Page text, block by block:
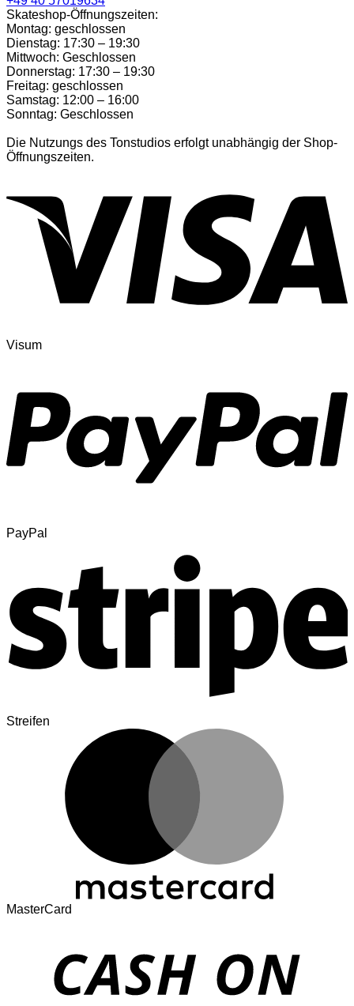
Skateshop-Öffnungszeiten:
Montag: geschlossen
Dienstag: 17:30 – 19:30
Mittwoch: Geschlossen
Donnerstag: 17:30 – 19:30
Freitag: geschlossen
Samstag: 12:00 – 16:00
Sonntag: Geschlossen
Die Nutzungs des Tonstudios erfolgt unabhängig der Shop-
Öffnungszeiten.
Visum
PayPal
Streifen
MasterCard